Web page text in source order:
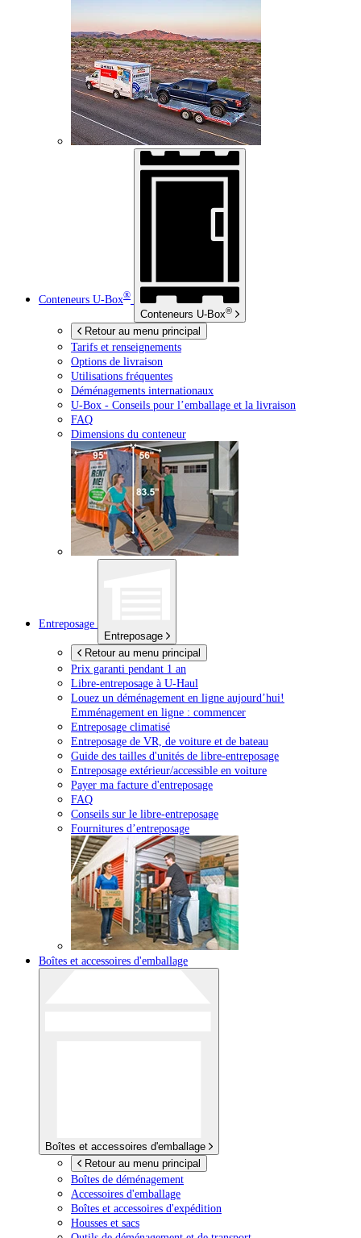
Conteneurs U-Box®
Conteneurs U-Box®
Retour au menu principal
Tarifs et renseignements
Options de livraison
Utilisations fréquentes
Déménagements internationaux
U-Box - Conseils pour l’emballage et la livraison
FAQ
Dimensions du conteneur
Entreposage
Entreposage
Retour au menu principal
Prix garanti pendant 1 an
Libre-entreposage à U-Haul
Louez un déménagement en ligne aujourd’hui!
Emménagement en ligne : commencer
Entreposage climatisé
Entreposage de VR, de voiture et de bateau
Guide des tailles d'unités de libre-entreposage
Entreposage extérieur/accessible en voiture
Payer ma facture d'entreposage
FAQ
Conseils sur le libre-entreposage
Fournitures d’entreposage
Boîtes et accessoires d'emballage
Boîtes et accessoires d'emballage
Retour au menu principal
Boîtes de déménagement
Accessoires d'emballage
Boîtes et accessoires d'expédition
Housses et sacs